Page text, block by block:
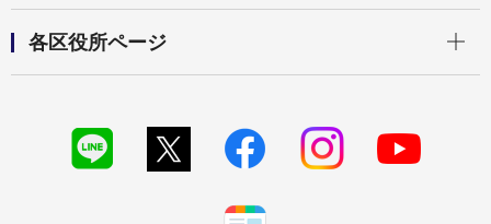
各区役所ページ